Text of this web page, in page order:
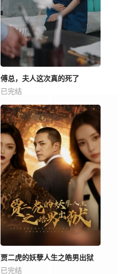
傅总，夫人这次真的死了
已完结
贾二虎的妖孽人生之皓男出狱
已完结